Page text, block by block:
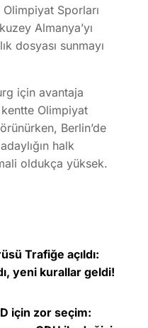
Olimpiyat Sporları
Almanya’yı
dosyası sunmayı
için avantaja
kentte Olimpiyat
Berlin’de
halk
oldukça yüksek.
Trafiğe açıldı:
yeni kurallar geldi!
için zor seçim: